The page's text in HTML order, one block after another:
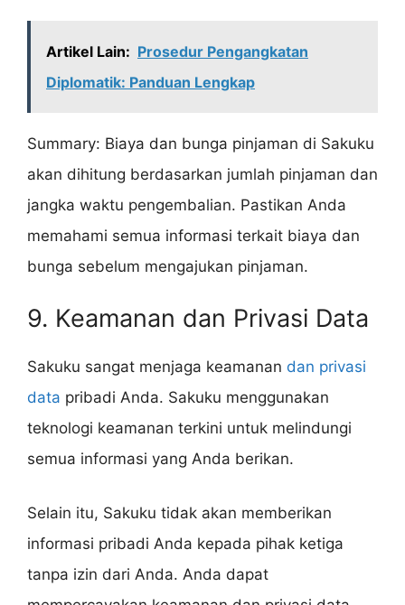
Artikel Lain: Prosedur Pengangkatan
Diplomatik: Panduan Lengkap
Summary: Biaya dan bunga pinjaman di Sakuku
akan dihitung berdasarkan jumlah pinjaman dan
jangka waktu pengembalian. Pastikan Anda
memahami semua informasi terkait biaya dan
bunga sebelum mengajukan pinjaman.
9. Keamanan dan Privasi Data
Sakuku sangat menjaga keamanan dan privasi
data pribadi Anda. Sakuku menggunakan
teknologi keamanan terkini untuk melindungi
semua informasi yang Anda berikan.
Selain itu, Sakuku tidak akan memberikan
informasi pribadi Anda kepada pihak ketiga
tanpa izin dari Anda. Anda dapat